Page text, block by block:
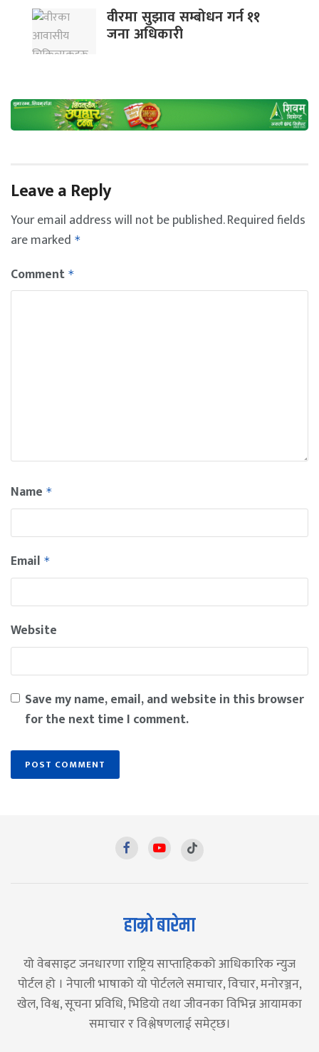
वीरमा सुझाव सम्बोधन गर्न ११
जना अधिकारी
Leave a Reply
Your email address will not be published.Required fields
are marked *
Comment *
Name *
Email *
Website
Save my name, email, and website in this browser
for the next time I comment.
हाम्रो बारेमा
यो वेबसाइट जनधारणा राष्ट्रिय साप्ताहिकको आधिकारिक न्युज
पोर्टल हो । नेपाली भाषाको यो पोर्टलले समाचार, विचार, मनोरञ्जन,
खेल, विश्व, सूचना प्रविधि, भिडियो तथा जीवनका विभिन्न आयामका
समाचार र विश्लेषणलाई समेट्छ।